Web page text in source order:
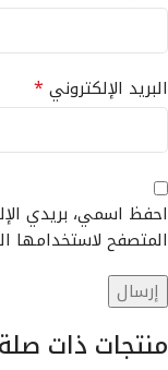
البريد الإلكتروني *
احفظ اسمي، بريدي
المتصفح لاستخدامها
منتجات ذات صلة